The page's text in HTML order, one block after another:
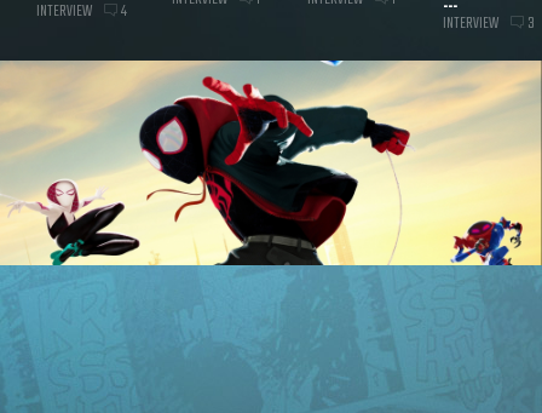
INTERVIEW 4 ...
INTERVIEW 3